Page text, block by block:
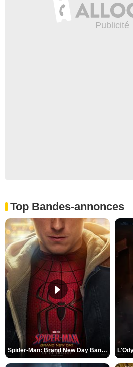
Top Bandes-annonces
Spider-Man: Brand New Day Bande-annonce VO STFR